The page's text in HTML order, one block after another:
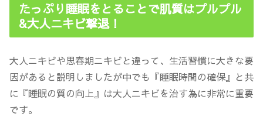
たっぷり睡眠をとることで肌質はプルプル
&大人ニキビ撃退！
大人ニキビや思春期ニキビと違って、生活習慣に大きな要
因があると説明しましたが中でも『睡眠時間の確保』と共
に『睡眠の質の向上』は大人ニキビを治す為に非常に重要
です。